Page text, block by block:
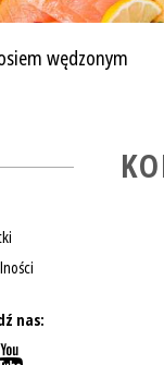
wędzonym
nas: